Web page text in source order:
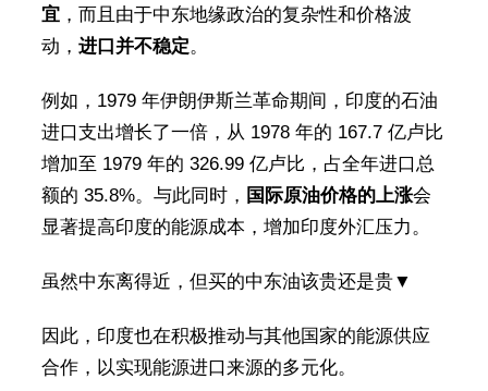
宜，而且由于中东地缘政治的复杂性和价格波
动， 进口并不稳定。
例如，1979 年伊朗伊斯兰革命期间，印度的石油
进口支出增长了一倍，从 1978 年的 167.7 亿卢比
增加至 1979 年的 326.99 亿卢比，占全年进口总
额的 35.8%。与此同时， 国际原油价格的上涨会
显著提高印度的能源成本，增加印度外汇压力。
虽然中东离得近，但买的中东油该贵还是贵▼
因此，印度也在积极推动与其他国家的能源供应
合作，以实现能源进口来源的多元化。